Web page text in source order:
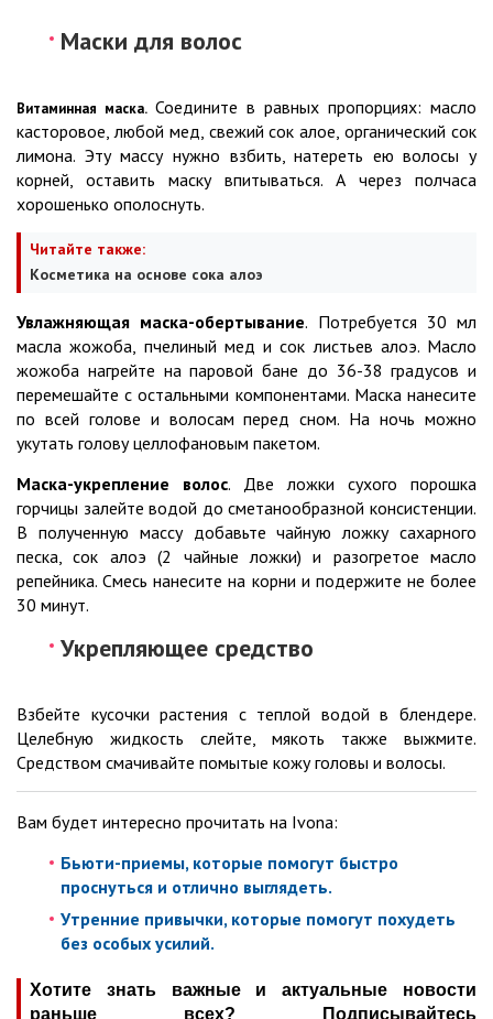
Маски для волос
Витаминная маска. Соедините в равных пропорциях: масло
касторовое, любой мед, свежий сок алое, органический сок
лимона. Эту массу нужно взбить, натереть ею волосы у
корней, оставить маску впитываться. А через полчаса
хорошенько ополоснуть.
Читайте также:
Косметика на основе сока алоэ
Увлажняющая маска-обертывание. Потребуется 30 мл
масла жожоба, пчелиный мед и сок листьев алоэ. Масло
жожоба нагрейте на паровой бане до 36-38 градусов и
перемешайте с остальными компонентами. Маска нанесите
по всей голове и волосам перед сном. На ночь можно
укутать голову целлофановым пакетом.
Маска-укрепление волос. Две ложки сухого порошка
горчицы залейте водой до сметанообразной консистенции.
В полученную массу добавьте чайную ложку сахарного
песка, сок алоэ (2 чайные ложки) и разогретое масло
репейника. Смесь нанесите на корни и подержите не более
30 минут.
Укрепляющее средство
Взбейте кусочки растения с теплой водой в блендере.
Целебную жидкость слейте, мякоть также выжмите.
Средством смачивайте помытые кожу головы и волосы.
Вам будет интересно прочитать на Ivona:
Бьюти-приемы, которые помогут быстро
проснуться и отлично выглядеть.
Утренние привычки, которые помогут похудеть
без особых усилий.
Хотите знать важные и актуальные новости
раньше всех? Подписывайтесь